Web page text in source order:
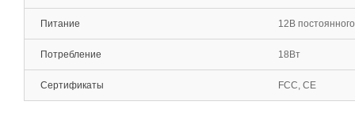
Питание 12В
Потребление 18Вт
Сертификаты FCC, CE